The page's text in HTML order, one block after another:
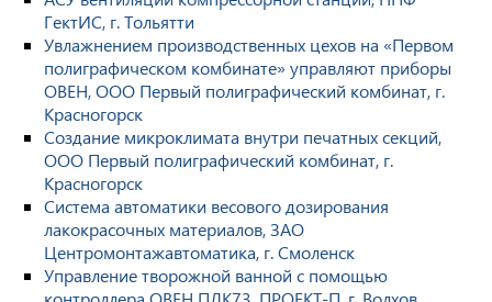
ГектИС, г. Тольятти
Увлажнением производственных цехов на «Первом
полиграфическом комбинате» управляют приборы
ОВЕН, ООО Первый полиграфический комбинат, г.
Красногорск
Создание микроклимата внутри печатных секций,
ООО Первый полиграфический комбинат, г.
Красногорск
Система автоматики весового дозирования
лакокрасочных материалов, ЗАО
Центромонтажавтоматика, г. Смоленск
Управление творожной ванной с помощью